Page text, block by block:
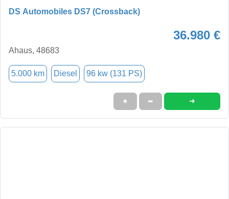
DS Automobiles DS7 (Crossback)
36.980 €
Ahaus, 48683
5.000 km Diesel 96 kw (131 PS)
★ ➦ ➜